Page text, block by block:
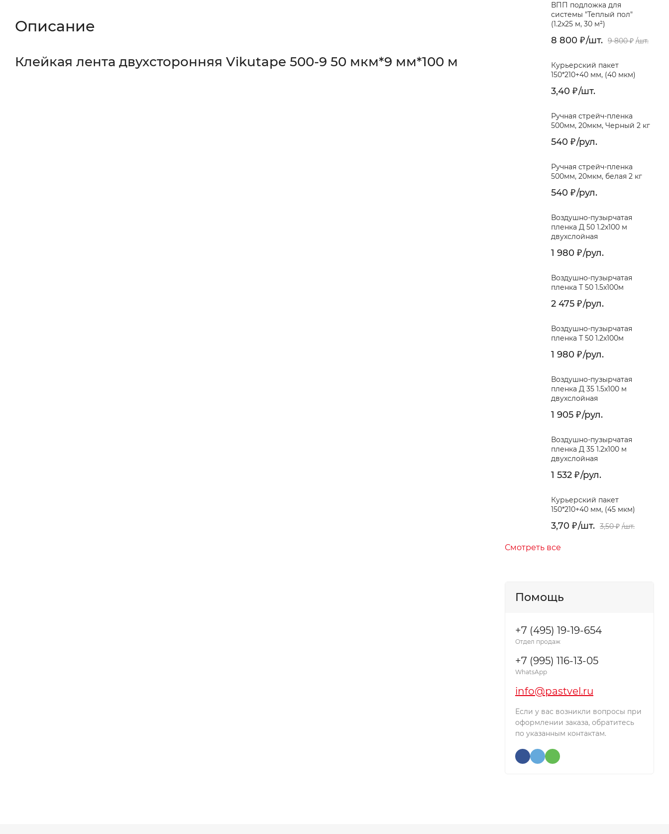
Описание
Клейкая лента двухсторонняя Vikutape 500-9 50 мкм*9 мм*100 м
ВПП подложка для
системы "Теплый пол"
(1.2х25 м, 30 м²)
8 800 ₽/шт. 9 800 ₽ /шт.
Курьерский пакет
150*210+40 мм, (40 мкм)
3,40 ₽/шт.
Ручная стрейч-пленка
500мм, 20мкм, Черный 2 кг
540 ₽/рул.
Ручная стрейч-пленка
500мм, 20мкм, белая 2 кг
540 ₽/рул.
Воздушно-пузырчатая
пленка Д 50 1.2x100 м
двухслойная
1 980 ₽/рул.
Воздушно-пузырчатая
пленка Т 50 1.5x100м
2 475 ₽/рул.
Воздушно-пузырчатая
пленка Т 50 1.2x100м
1 980 ₽/рул.
Воздушно-пузырчатая
пленка Д 35 1.5x100 м
двухслойная
1 905 ₽/рул.
Воздушно-пузырчатая
пленка Д 35 1.2x100 м
двухслойная
1 532 ₽/рул.
Курьерский пакет
150*210+40 мм, (45 мкм)
3,70 ₽/шт. 3,50 ₽ /шт.
Смотреть все
Помощь
+7 (495) 19-19-654
Отдел продаж
+7 (995) 116-13-05
WhatsApp
info@pastvel.ru
Если у вас возникли вопросы при
оформлении заказа, обратитесь
по указанным контактам.